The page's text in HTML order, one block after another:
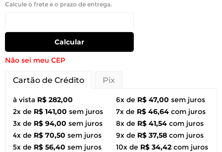
Calcule o frete e o prazo de entrega.
Calcular
Não sei meu CEP
Cartão de Crédito Pix
à vista R$ 282,00
2x de R$ 141,00 sem juros
3x de R$ 94,00 sem juros
4x de R$ 70,50 sem juros
5x de R$ 56,40 sem juros
6x de R$ 47,00 sem juros
7x de R$ 46,64 com juros
8x de R$ 41,54 com juros
9x de R$ 37,58 com juros
10x de R$ 34,42 com juros